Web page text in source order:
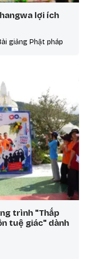
lợi ích
giảng Phật pháp
trình "Thắp
tuệ giác" dành